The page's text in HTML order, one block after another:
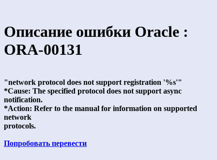
Описание ошибки Oracle :
ORA-00131
"network protocol does not support registration '%s'"
*Cause: The specified protocol does not support async
notification.
*Action: Refer to the manual for information on supported
network
protocols.
Попробовать перевести